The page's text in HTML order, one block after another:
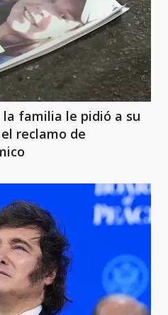
la familia le pidió a su
reclamo de